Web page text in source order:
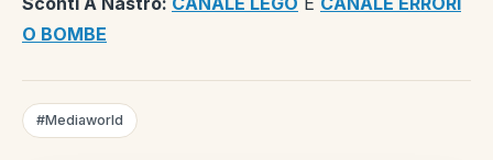
O BOMBE
#Mediaworld